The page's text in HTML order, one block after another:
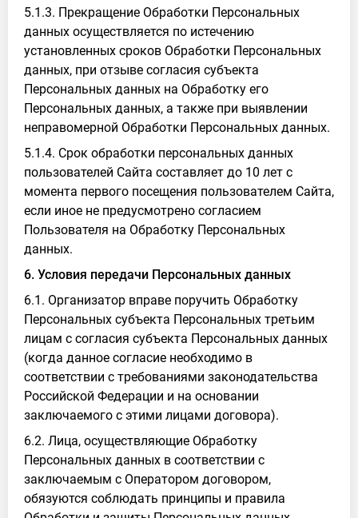
5.1.3. Прекращение Обработки Персональных
данных осуществляется по истечению
установленных сроков Обработки Персональных
данных, при отзыве согласия субъекта
Персональных данных на Обработку его
Персональных данных, а также при выявлении
неправомерной Обработки Персональных данных.
5.1.4. Срок обработки персональных данных
пользователей Сайта составляет до 10 лет с
момента первого посещения пользователем Сайта,
если иное не предусмотрено согласием
Пользователя на Обработку Персональных
данных.
6. Условия передачи Персональных данных
6.1. Организатор вправе поручить Обработку
Персональных субъекта Персональных третьим
лицам с согласия субъекта Персональных данных
(когда данное согласие необходимо в
соответствии с требованиями законодательства
Российской Федерации и на основании
заключаемого с этими лицами договора).
6.2. Лица, осуществляющие Обработку
Персональных данных в соответствии с
заключаемым с Оператором договором,
обязуются соблюдать принципы и правила